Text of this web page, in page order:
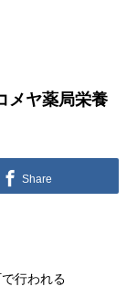
メヤ薬局栄養
Share
行われる